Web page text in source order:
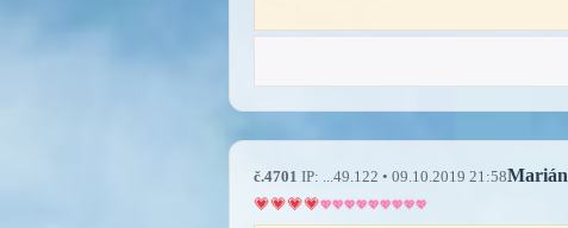
č.4701 IP: ...49.122 • 09.10.2019 21:58Marián